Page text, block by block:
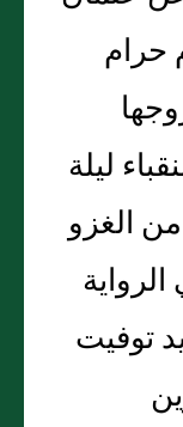
حرام
ليلة
الغزو
توفيت